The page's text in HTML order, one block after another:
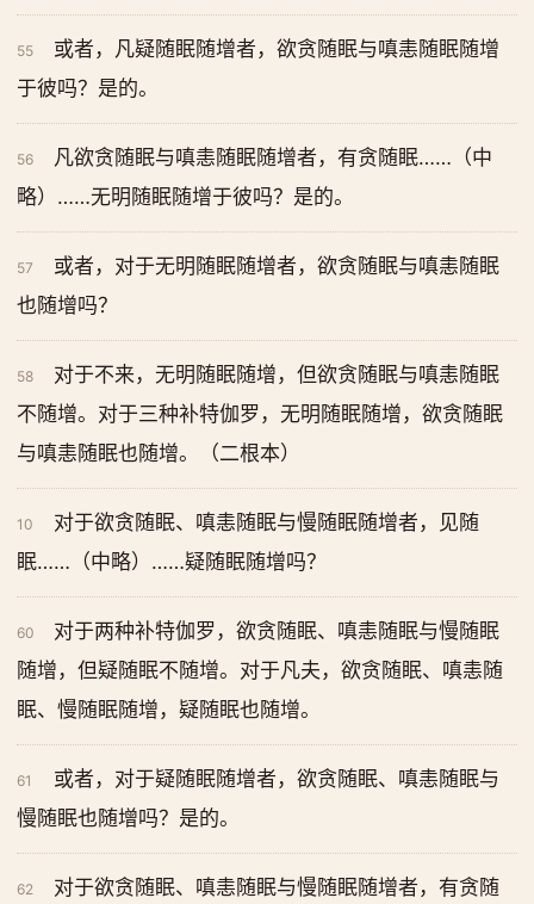
55
或者，凡疑随眠随增者，欲贪随眠与嗔恚随眠随增
于彼吗？是的。
56
凡欲贪随眠与嗔恚随眠随增者，有贪随眠……（中
略）……无明随眠随增于彼吗？是的。
57
或者，对于无明随眠随增者，欲贪随眠与嗔恚随眠
也随增吗？
58
对于不来，无明随眠随增，但欲贪随眠与嗔恚随眠
不随增。对于三种补特伽罗，无明随眠随增，欲贪随眠
与嗔恚随眠也随增。（二根本）
10
对于欲贪随眠、嗔恚随眠与慢随眠随增者，见随
眠……（中略）……疑随眠随增吗？
60
对于两种补特伽罗，欲贪随眠、嗔恚随眠与慢随眠
随增，但疑随眠不随增。对于凡夫，欲贪随眠、嗔恚随
眠、慢随眠随增，疑随眠也随增。
61
或者，对于疑随眠随增者，欲贪随眠、嗔恚随眠与
慢随眠也随增吗？是的。
62
对于欲贪随眠、嗔恚随眠与慢随眠随增者，有贪随